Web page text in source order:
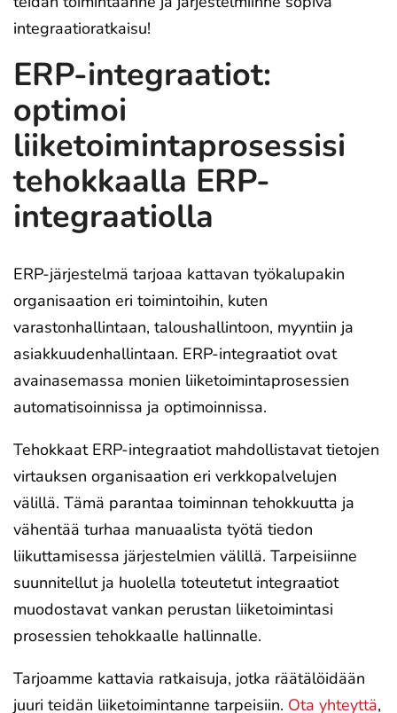
integraatioratkaisu!
ERP-integraatiot:
optimoi
liiketoimintaprosessisi
tehokkaalla ERP-
integraatiolla
ERP-järjestelmä tarjoaa kattavan työkalupakin
organisaation eri toimintoihin, kuten
varastonhallintaan, taloushallintoon, myyntiin ja
asiakkuudenhallintaan. ERP-integraatiot ovat
avainasemassa monien liiketoimintaprosessien
automatisoinnissa ja optimoinnissa.
Tehokkaat ERP-integraatiot mahdollistavat tietojen
virtauksen organisaation eri verkkopalvelujen
välillä. Tämä parantaa toiminnan tehokkuutta ja
vähentää turhaa manuaalista työtä tiedon
liikuttamisessa järjestelmien välillä. Tarpeisiinne
suunnitellut ja huolella toteutetut integraatiot
muodostavat vankan perustan liiketoimintasi
prosessien tehokkaalle hallinnalle.
Tarjoamme kattavia ratkaisuja, jotka räätälöidään
juuri teidän liiketoimintanne tarpeisiin. Ota yhteyttä,